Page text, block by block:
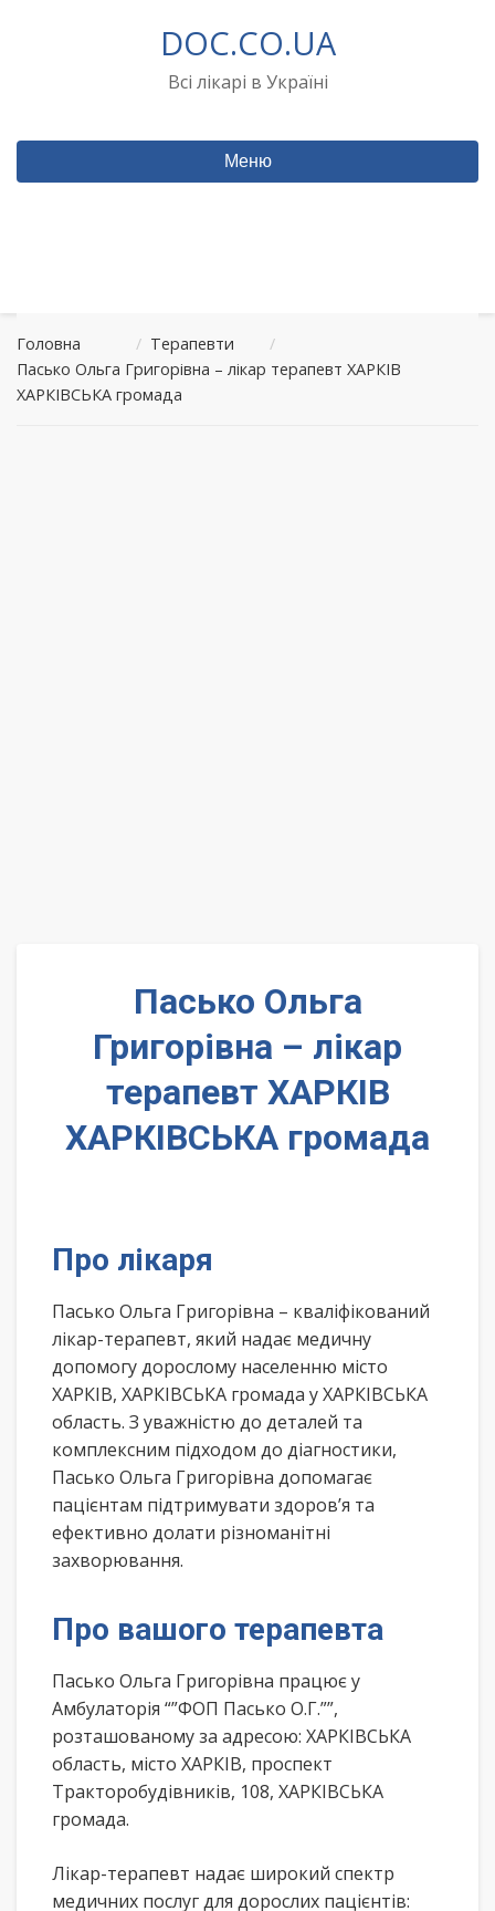
DOC.CO.UA
Всі лікарі в Україні
Меню
Головна / Терапевти
/
Пасько Ольга Григорівна – лікар терапевт ХАРКІВ
ХАРКІВСЬКА громада
Пасько Ольга
Григорівна – лікар
терапевт ХАРКІВ
ХАРКІВСЬКА громада
Про лікаря
Пасько Ольга Григорівна – кваліфікований
лікар-терапевт, який надає медичну
допомогу дорослому населенню місто
ХАРКІВ, ХАРКІВСЬКА громада у ХАРКІВСЬКА
область. З уважністю до деталей та
комплексним підходом до діагностики,
Пасько Ольга Григорівна допомагає
пацієнтам підтримувати здоров’я та
ефективно долати різноманітні
захворювання.
Про вашого терапевта
Пасько Ольга Григорівна працює у
Амбулаторія “”ФОП Пасько О.Г.””,
розташованому за адресою: ХАРКІВСЬКА
область, місто ХАРКІВ, проспект
Тракторобудівників, 108, ХАРКІВСЬКА
громада.
Лікар-терапевт надає широкий спектр
медичних послуг для дорослих пацієнтів: